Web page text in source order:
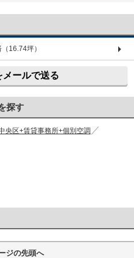
16.74坪）
メールで送る
探す
央区+賃貸事務所+個別空調
ジの先頭へ